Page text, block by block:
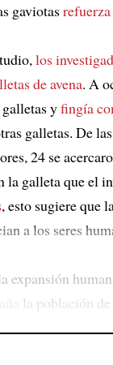
gaviotasrefuerza
los
de avena. A
yfingía
galletas. De
24 se
la galleta que el
, esto sugiere que
a los seres
expansión
la población de